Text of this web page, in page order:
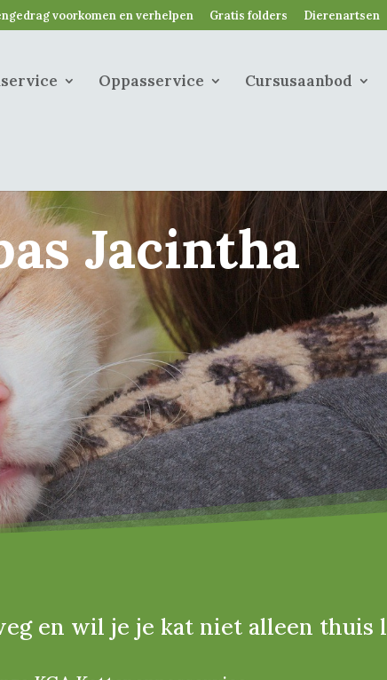
voorkomen en verhelpen Gratis folders Dierenartsen
Oppasservice Cursusaanbod
Jacintha
en wil je je kat niet alleen thuis